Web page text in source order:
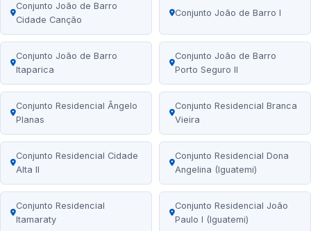
Conjunto João de Barro
Cidade Canção
Conjunto João de Barro I
Conjunto João de Barro
Itaparica
Conjunto João de Barro
Porto Seguro II
Conjunto Residencial Ângelo
Planas
Conjunto Residencial Branca
Vieira
Conjunto Residencial Cidade
Alta II
Conjunto Residencial Dona
Angelina (Iguatemi)
Conjunto Residencial
Itamaraty
Conjunto Residencial João
Paulo I (Iguatemi)